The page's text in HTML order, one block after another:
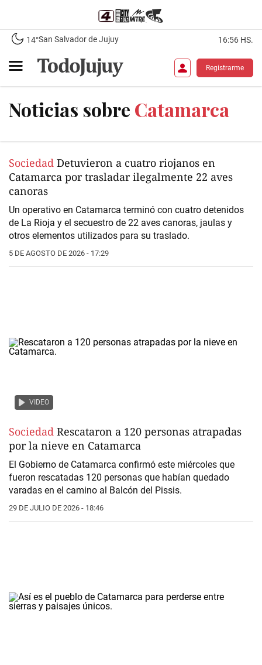
14°San Salvador de Jujuy 16:56 HS.
Registrarme
Noticias sobre Catamarca
Sociedad Detuvieron a cuatro riojanos en
Catamarca por trasladar ilegalmente 22 aves
canoras
Un operativo en Catamarca terminó con cuatro detenidos
de La Rioja y el secuestro de 22 aves canoras, jaulas y
otros elementos utilizados para su traslado.
5 DE AGOSTO DE 2026 - 17:29
VIDEO
Sociedad Rescataron a 120 personas atrapadas
por la nieve en Catamarca
El Gobierno de Catamarca confirmó este miércoles que
fueron rescatadas 120 personas que habían quedado
varadas en el camino al Balcón del Pissis.
29 DE JULIO DE 2026 - 18:46